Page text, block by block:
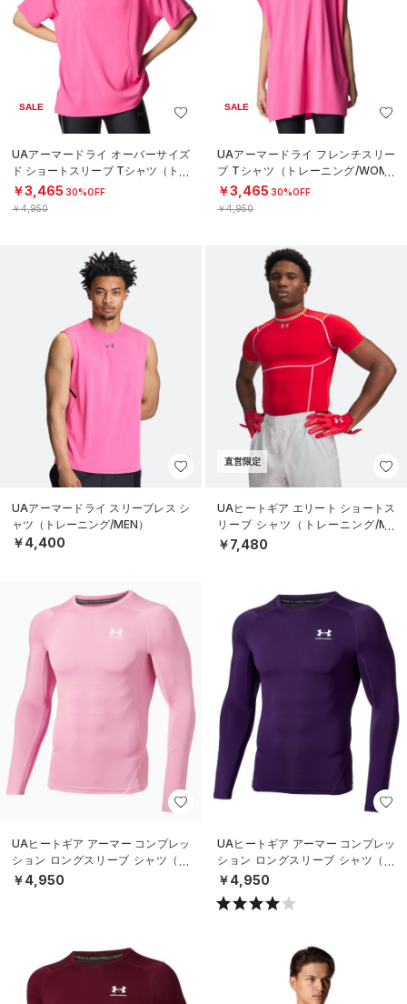
SALE
UAアーマードライ オーバーサイズ
ド ショートスリーブ Tシャツ（トレ
ーニング/WOMEN）
￥3,465 30%OFF
￥4,950
SALE
UAアーマードライ フレンチスリー
ブ Tシャツ（トレーニング/WOME
N）
￥3,465 30%OFF
￥4,950
UAアーマードライ スリーブレス シ
ャツ（トレーニング/MEN）
￥4,400
直営限定
UAヒートギア エリート ショートス
リーブ シャツ（トレーニング/ME
N）
￥7,480
UAヒートギア アーマー コンプレッ
ション ロングスリーブ シャツ（ト
レーニング/MEN）
￥4,950
UAヒートギア アーマー コンプレッ
ション ロングスリーブ シャツ（ト
レーニング/MEN）
￥4,950